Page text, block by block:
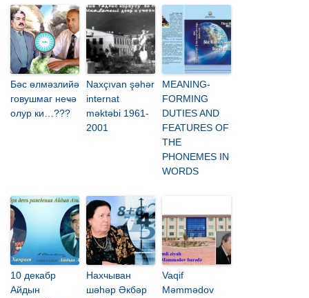
Бәс өлмәзлийә
говушмаг неҹә
олур ки…???
Naxçıvan şəhər
internat
məktəbi 1961-
2001
MEANING-
FORMING
DUTIES AND
FEATURES OF
THE
PHONEMES IN
WORDS
10 декабр
Айдын
Нахчыван
шәһәр Әкбәр
Vaqif
Məmmədov